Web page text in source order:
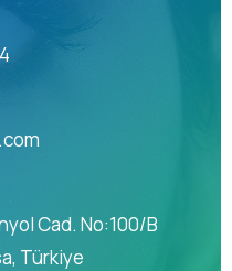
Cad. No:100/B
Türkiye